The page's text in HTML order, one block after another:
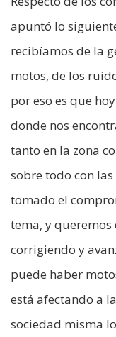
apuntó lo
recibíamos de la
motos, de los
por eso es que
donde nos
tanto en la zona
sobre todo con
tomado el
tema, y queremos
corrigiendo y
puede haber
está afectando a
sociedad misma